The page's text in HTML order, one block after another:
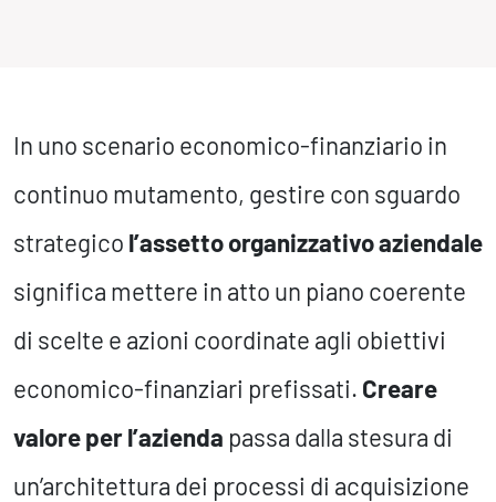
In uno scenario economico-finanziario in
continuo mutamento, gestire con sguardo
strategico l’assetto organizzativo aziendale
significa mettere in atto un piano coerente
di scelte e azioni coordinate agli obiettivi
economico-finanziari prefissati. Creare
valore per l’azienda passa dalla stesura di
un’architettura dei processi di acquisizione